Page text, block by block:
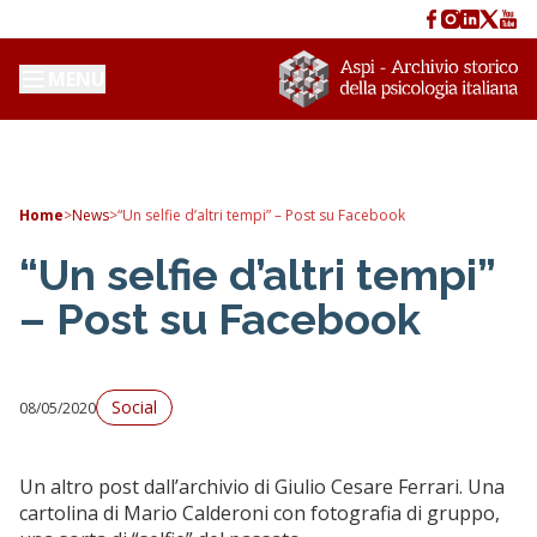
Home>News>“Un selfie d’altri tempi” – Post su Facebook
“Un selfie d’altri tempi”
– Post su Facebook
08/05/2020 Social
Un altro post dall’archivio di Giulio Cesare Ferrari. Una
cartolina di Mario Calderoni con fotografia di gruppo,